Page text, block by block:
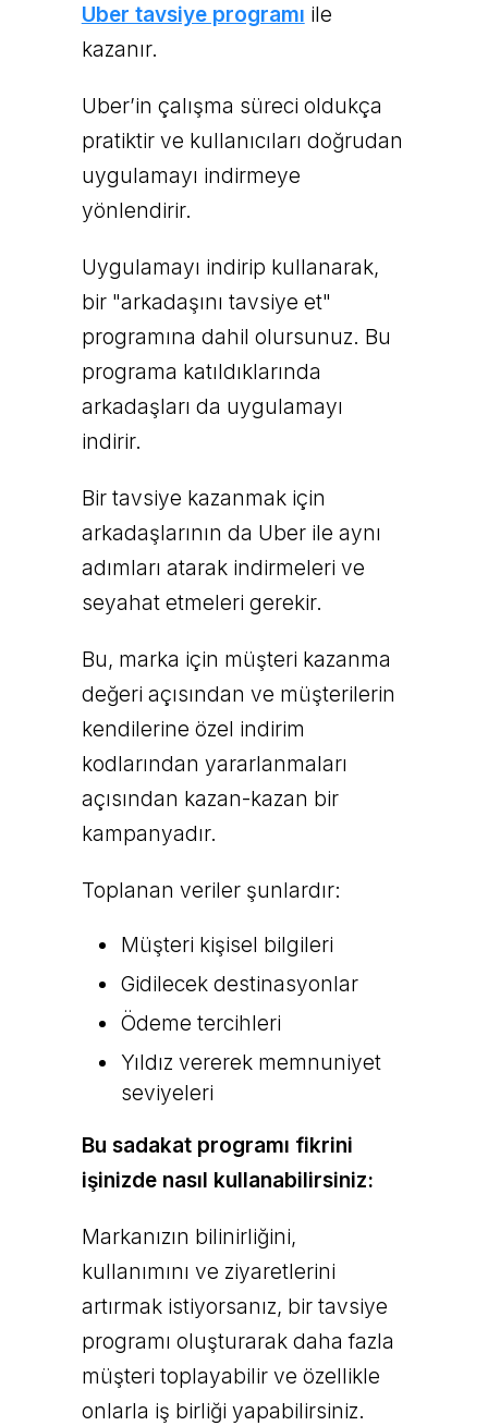
Uber tavsiye programı ile
kazanır.
Uber’in çalışma süreci oldukça
pratiktir ve kullanıcıları doğrudan
uygulamayı indirmeye
yönlendirir.
Uygulamayı indirip kullanarak,
bir "arkadaşını tavsiye et"
programına dahil olursunuz. Bu
programa katıldıklarında
arkadaşları da uygulamayı
indirir.
Bir tavsiye kazanmak için
arkadaşlarının da Uber ile aynı
adımları atarak indirmeleri ve
seyahat etmeleri gerekir.
Bu, marka için müşteri kazanma
değeri açısından ve müşterilerin
kendilerine özel indirim
kodlarından yararlanmaları
açısından kazan-kazan bir
kampanyadır.
Toplanan veriler şunlardır:
Müşteri kişisel bilgileri
Gidilecek destinasyonlar
Ödeme tercihleri
Yıldız vererek memnuniyet
seviyeleri
Bu sadakat programı fikrini
işinizde nasıl kullanabilirsiniz:
Markanızın bilinirliğini,
kullanımını ve ziyaretlerini
artırmak istiyorsanız, bir tavsiye
programı oluşturarak daha fazla
müşteri toplayabilir ve özellikle
onlarla iş birliği yapabilirsiniz.